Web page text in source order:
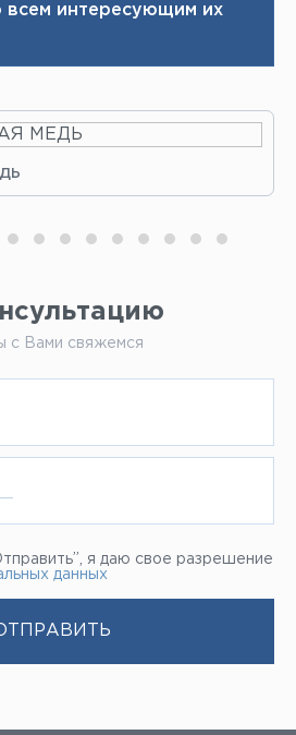
интересующим их
с Вами свяжемся
я даю свое разрешение
данных